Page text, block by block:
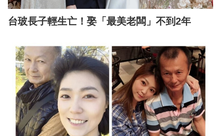
台玻長子輕生亡！娶「最美老闆」不到2年